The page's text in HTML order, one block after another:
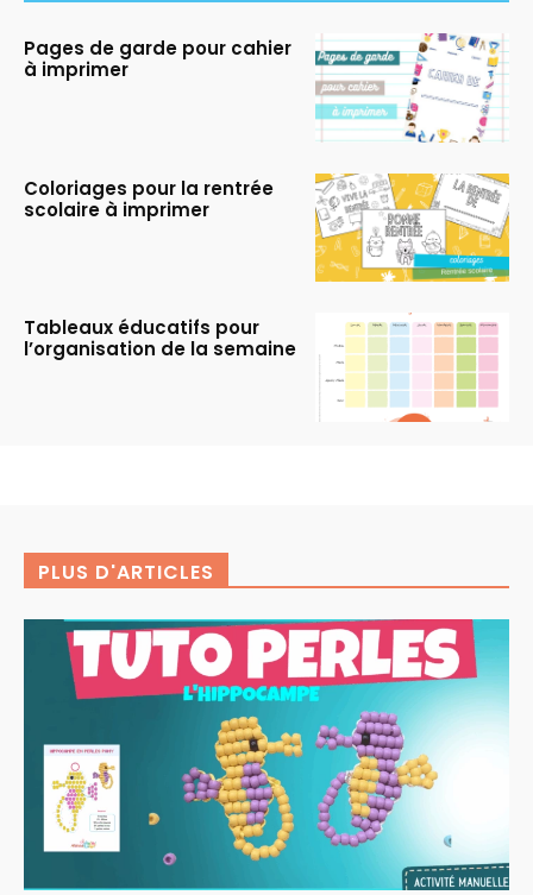
Pages de garde pour cahier
à imprimer
Coloriages pour la rentrée
scolaire à imprimer
Tableaux éducatifs pour
l’organisation de la semaine
PLUS D'ARTICLES